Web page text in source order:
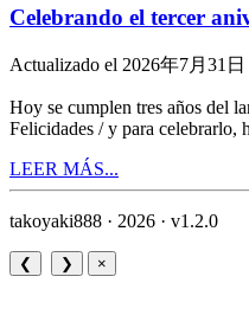
Celebrando el tercer
Actualizado el 2026年7月31日
Hoy se cumplen tres años del
Felicidades / y para celebrarlo,
LEER MÁS...
takoyaki888 · 2026 · v1.2.0
❮ ❯ ×